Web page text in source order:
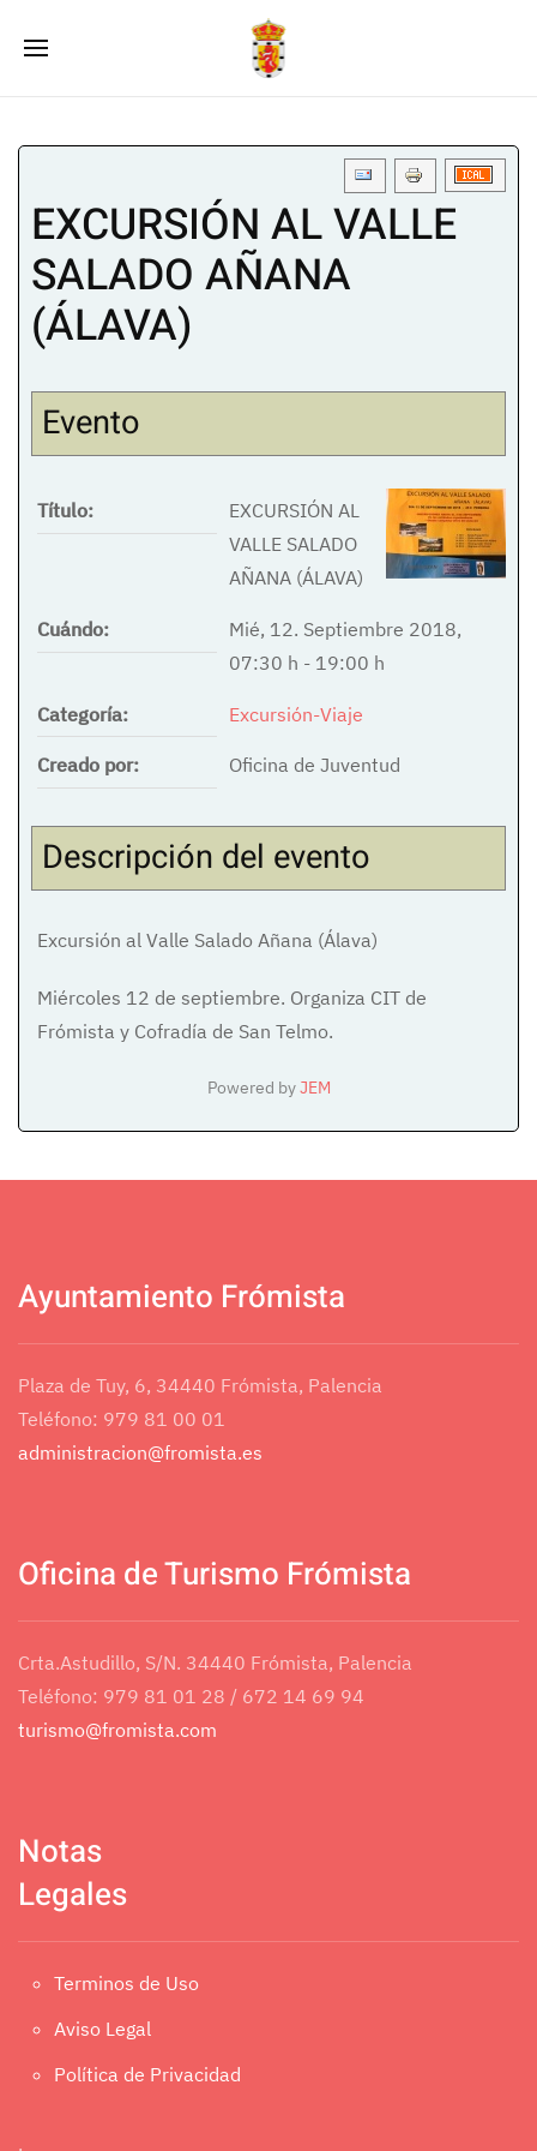
EXCURSIÓN AL VALLE
SALADO AÑANA
(ÁLAVA)
Evento
Título:
EXCURSIÓN AL
VALLE SALADO
AÑANA (ÁLAVA)
Cuándo: Mié, 12. Septiembre 2018,
07:30 h - 19:00 h
Categoría: Excursión-Viaje
Creado por: Oficina de Juventud
Descripción del evento
Excursión al Valle Salado Añana (Álava)
Miércoles 12 de septiembre. Organiza CIT de
Frómista y Cofradía de San Telmo.
Powered byJEM
Ayuntamiento Frómista
Plaza de Tuy, 6, 34440 Frómista, Palencia
Teléfono: 979 81 00 01
administracion@fromista.es
Oficina de Turismo Frómista
Crta.Astudillo, S/N. 34440 Frómista, Palencia
Teléfono: 979 81 01 28 / 672 14 69 94
turismo@fromista.com
Notas
Legales
Terminos de Uso
Aviso Legal
Política de Privacidad
.